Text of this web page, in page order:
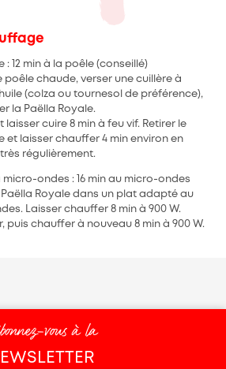
: 12 min à la poêle (conseillé)
poêle chaude, verser une cuillère à
(colza ou tournesol de préférence),
la Paëlla Royale.
laisser cuire 8 min à feu vif. Retirer le
et laisser chauffer 4 min environ en
régulièrement.
micro-ondes : 16 min au micro-ondes
Paëlla Royale dans un plat adapté au
Laisser chauffer 8 min à 900 W.
puis chauffer à nouveau 8 min à 900 W.
vous à la